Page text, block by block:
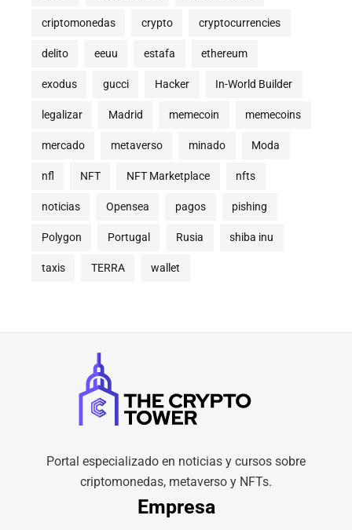
criptomonedas crypto cryptocurrencies
delito eeuu estafa ethereum
exodus gucci Hacker In-World Builder
legalizar Madrid memecoin memecoins
mercado metaverso minado Moda
nfl NFT NFT Marketplace nfts
noticias Opensea pagos pishing
Polygon Portugal Rusia shiba inu
taxis TERRA wallet
Portal especializado en noticias y cursos sobre
criptomonedas, metaverso y NFTs.
Empresa